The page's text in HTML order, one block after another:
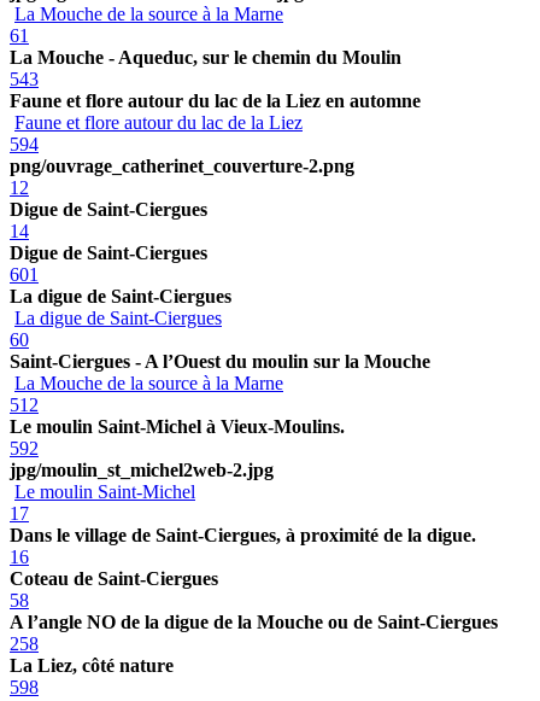
La Mouche de la source à la Marne
61
La Mouche - Aqueduc, sur le chemin du Moulin
543
Faune et flore autour du lac de la Liez en automne
Faune et flore autour du lac de la Liez
594
png/ouvrage_catherinet_couverture-2.png
12
Digue de Saint-Ciergues
14
Digue de Saint-Ciergues
601
La digue de Saint-Ciergues
La digue de Saint-Ciergues
60
Saint-Ciergues - A l’Ouest du moulin sur la Mouche
La Mouche de la source à la Marne
512
Le moulin Saint-Michel à Vieux-Moulins.
592
jpg/moulin_st_michel2web-2.jpg
Le moulin Saint-Michel
17
Dans le village de Saint-Ciergues, à proximité de la digue.
16
Coteau de Saint-Ciergues
58
A l’angle NO de la digue de la Mouche ou de Saint-Ciergues
258
La Liez, côté nature
598